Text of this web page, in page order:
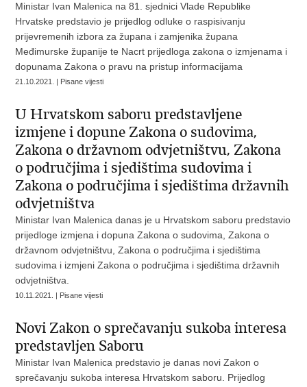
Ministar Ivan Malenica na 81. sjednici Vlade Republike
Hrvatske predstavio je prijedlog odluke o raspisivanju
prijevremenih izbora za župana i zamjenika župana
Međimurske županije te Nacrt prijedloga zakona o izmjenama i
dopunama Zakona o pravu na pristup informacijama
21.10.2021. | Pisane vijesti
U Hrvatskom saboru predstavljene
izmjene i dopune Zakona o sudovima,
Zakona o državnom odvjetništvu, Zakona
o područjima i sjedištima sudovima i
Zakona o područjima i sjedištima državnih
odvjetništva
Ministar Ivan Malenica danas je u Hrvatskom saboru predstavio
prijedloge izmjena i dopuna Zakona o sudovima, Zakona o
državnom odvjetništvu, Zakona o područjima i sjedištima
sudovima i izmjeni Zakona o područjima i sjedištima državnih
odvjetništva.
10.11.2021. | Pisane vijesti
Novi Zakon o sprečavanju sukoba interesa
predstavljen Saboru
Ministar Ivan Malenica predstavio je danas novi Zakon o
sprečavanju sukoba interesa Hrvatskom saboru. Prijedlog